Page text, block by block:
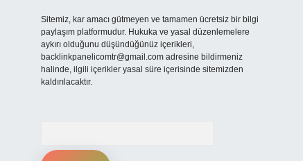
Sitemiz, kar amacı gütmeyen ve tamamen ücretsiz bir bilgi
paylaşım platformudur. Hukuka ve yasal düzenlemelere
aykırı olduğunu düşündüğünüz içerikleri,
backlinkpanelicomtr@gmail.comadresine bildirmeniz
halinde, ilgili içerikler yasal süre içerisinde sitemizden
kaldırılacaktır.